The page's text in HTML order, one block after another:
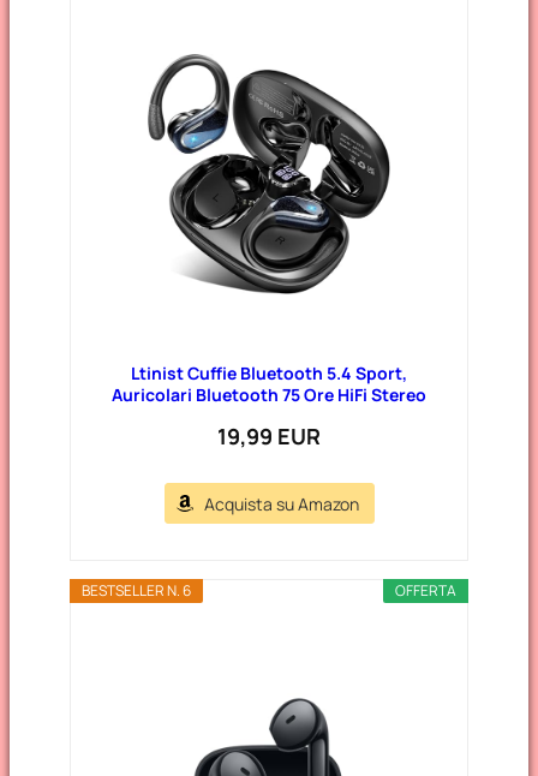
Ltinist Cuffie Bluetooth 5.4 Sport,
Auricolari Bluetooth 75 Ore HiFi Stereo
19,99 EUR
Acquista su Amazon
OFFERTA
BESTSELLER N. 6